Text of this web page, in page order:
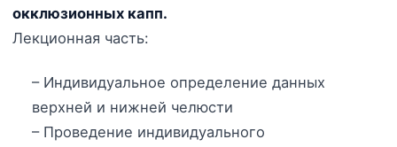
окклюзионных капп.
Лекционная часть:
– Индивидуальное определение данных
верхней и нижней челюсти
– Проведение индивидуального